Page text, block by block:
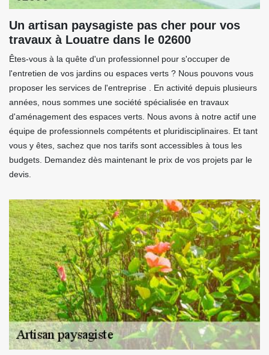
Un artisan paysagiste pas cher pour vos
travaux à Louatre dans le 02600
Êtes-vous à la quête d'un professionnel pour s'occuper de
l'entretien de vos jardins ou espaces verts ? Nous pouvons vous
proposer les services de l'entreprise . En activité depuis plusieurs
années, nous sommes une société spécialisée en travaux
d'aménagement des espaces verts. Nous avons à notre actif une
équipe de professionnels compétents et pluridisciplinaires. Et tant
vous y êtes, sachez que nos tarifs sont accessibles à tous les
budgets. Demandez dès maintenant le prix de vos projets par le
devis.